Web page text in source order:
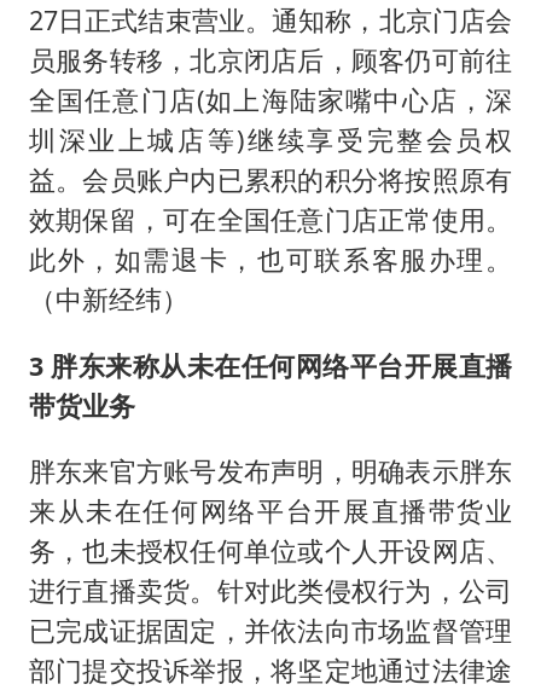
27日正式结束营业。通知称，北京门店会
员服务转移，北京闭店后，顾客仍可前往
全国任意门店(如上海陆家嘴中心店，深
圳深业上城店等)继续享受完整会员权
益。会员账户内已累积的积分将按照原有
效期保留，可在全国任意门店正常使用。
此外，如需退卡，也可联系客服办理。
（中新经纬）
3 胖东来称从未在任何网络平台开展直播
带货业务
胖东来官方账号发布声明，明确表示胖东
来从未在任何网络平台开展直播带货业
务，也未授权任何单位或个人开设网店、
进行直播卖货。针对此类侵权行为，公司
已完成证据固定，并依法向市场监督管理
部门提交投诉举报，将坚定地通过法律途